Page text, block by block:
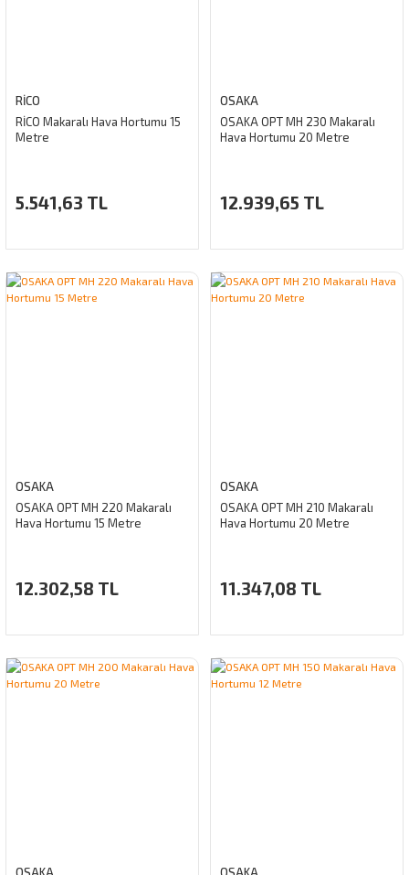
RİCO
RİCO Makaralı Hava Hortumu 15
Metre
5.541,63 TL
OSAKA
OSAKA OPT MH 230 Makaralı
Hava Hortumu 20 Metre
12.939,65 TL
OSAKA
OSAKA OPT MH 220 Makaralı
Hava Hortumu 15 Metre
12.302,58 TL
OSAKA
OSAKA OPT MH 210 Makaralı
Hava Hortumu 20 Metre
11.347,08 TL